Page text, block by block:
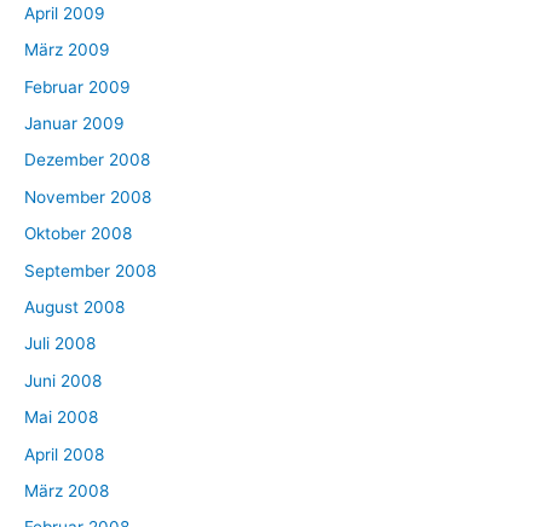
April 2009
März 2009
Februar 2009
Januar 2009
Dezember 2008
November 2008
Oktober 2008
September 2008
August 2008
Juli 2008
Juni 2008
Mai 2008
April 2008
März 2008